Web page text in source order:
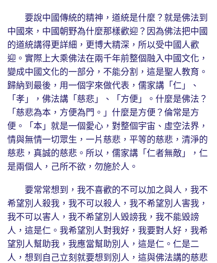
要說中國傳統的精神，道統是什麼？就是佛法到
中國來，中國朝野為什麼那樣歡迎？因為佛法把中國
的道統講得更詳細，更博大精深，所以受中國人歡
迎。實際上大乘佛法在兩千年前整個融入中國文化，
變成中國文化的一部分，不能分割，這是聖人教育。
歸納到最後，用一個字來做代表，儒家講「仁」、
「孝」，佛法講「慈悲」、「方便」。什麼是佛法？
「慈悲為本，方便為門。」什麼是方便？倫常是方
便。「本」就是一個愛心，對整個宇宙、虛空法界，
情與無情一切眾生，一片慈悲，平等的慈悲，清淨的
慈悲，真誠的慈悲。所以，儒家講「仁者無敵」，仁
是兩個人，己所不欲，勿施於人。
要常常想到，我不喜歡的不可以加之與人，我不
希望別人殺我，我不可以殺人，我不希望別人害我，
我不可以害人，我不希望別人毀謗我，我不能毀謗
人，這是仁。我希望別人對我好，我要對人好，我希
望別人幫助我，我應當幫助別人，這是仁。仁是二
人，想到自己立刻就要想到別人，這與佛法講的慈悲